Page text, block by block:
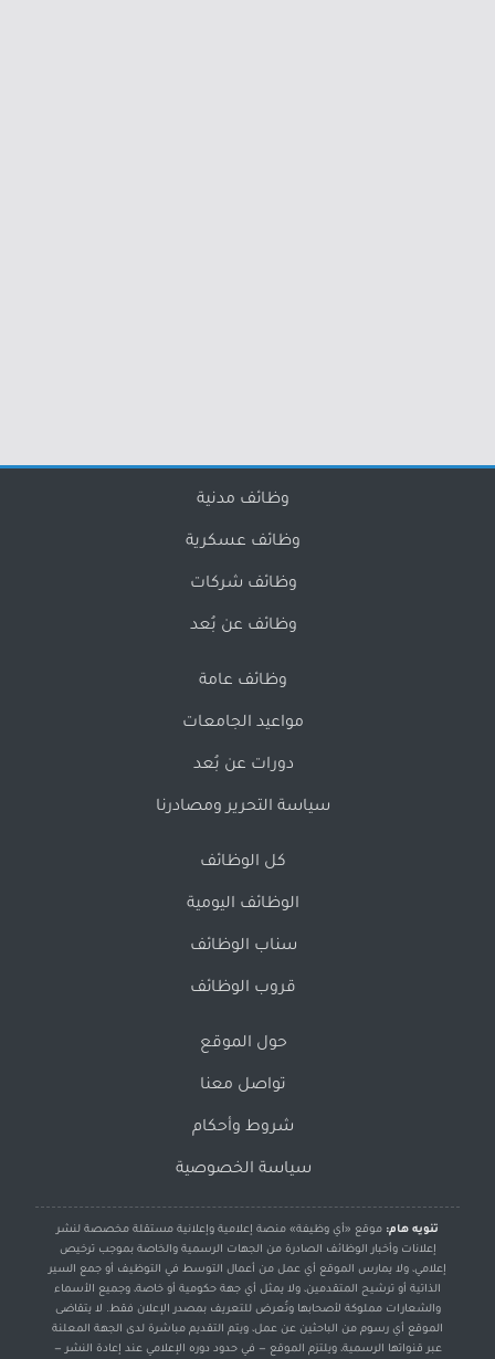
وظائف مدنية
وظائف عسكرية
وظائف شركات
وظائف عن بُعد
وظائف عامة
مواعيد الجامعات
دورات عن بُعد
سياسة التحرير ومصادرنا
كل الوظائف
الوظائف اليومية
سناب الوظائف
قروب الوظائف
حول الموقع
تواصل معنا
شروط وأحكام
سياسة الخصوصية
تنويه هام: موقع «أي وظيفة» منصة إعلامية وإعلانية مستقلة مخصصة لنشر
إعلانات وأخبار الوظائف الصادرة من الجهات الرسمية والخاصة بموجب ترخيص
إعلامي، ولا يمارس الموقع أي عمل من أعمال التوسط في التوظيف أو جمع السير
الذاتية أو ترشيح المتقدمين، ولا يمثل أي جهة حكومية أو خاصة، وجميع الأسماء
والشعارات مملوكة لأصحابها وتُعرض للتعريف بمصدر الإعلان فقط. لا يتقاضى
الموقع أي رسوم من الباحثين عن عمل، ويتم التقديم مباشرة لدى الجهة المعلنة
عبر قنواتها الرسمية، ويلتزم الموقع — في حدود دوره الإعلامي عند إعادة النشر —